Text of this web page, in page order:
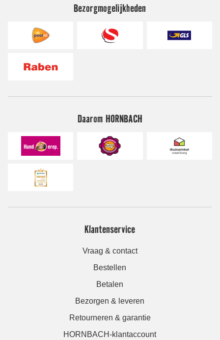
Bezorgmogelijkheden
Daarom HORNBACH
Klantenservice
Vraag & contact
Bestellen
Betalen
Bezorgen & leveren
Retourneren & garantie
HORNBACH-klantaccount